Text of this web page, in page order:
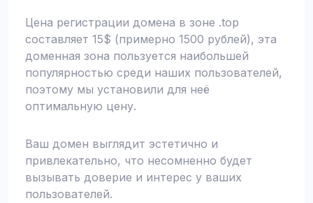
Цена регистрации домена в зоне .top
составляет 15$ (примерно 1500 рублей), эта
доменная зона пользуется наибольшей
популярностью среди наших пользователей,
поэтому мы установили для неё
оптимальную цену.
Ваш домен выглядит эстетично и
привлекательно, что несомненно будет
вызывать доверие и интерес у ваших
пользователей.